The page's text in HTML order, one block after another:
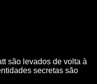
são levados de volta à
secretas são